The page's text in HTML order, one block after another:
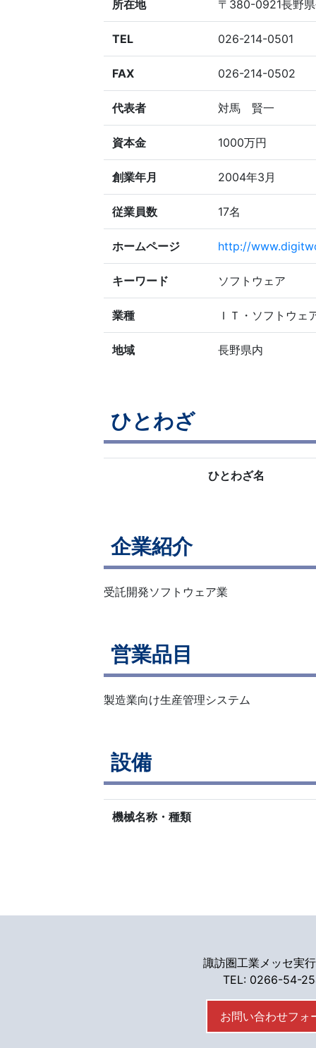
所在地 〒380-0921長野
TEL 026-214-0501
FAX 026-214-0502
代表者 対馬 賢一
資本金 1000万円
創業年月 2004年3月
従業員数 17名
ホームページ http://
キーワード ソフトウェア
業種 ＩＴ・ソフトウェ
地域 長野県内
ひとわざ
ひとわざ名
企業紹介
受託開発ソフトウェア業
営業品目
製造業向け生産管理システム
設備
機械名称・種類
諏訪圏工業メッセ実
TEL: 0266-54-
お問い合わせフォ